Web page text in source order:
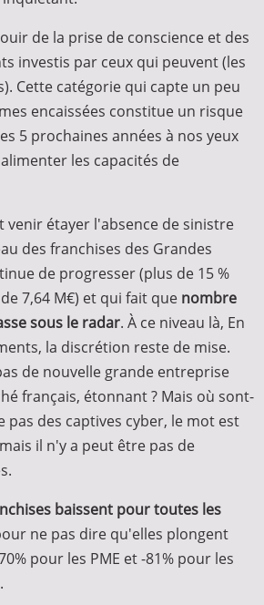
de la prise de conscience et des
investis par ceux qui peuvent (les
Cette catégorie qui capte un peu
encaissées constitue un risque
5 prochaines années à nos yeux
les capacités de
étayer l'absence de sinistre
des franchises des Grandes
de progresser (plus de 15 %
7,64 M€) et qui fait que nombre
sous le radar. À ce niveau là, En
la discrétion reste de mise.
de nouvelle grande entreprise
français, étonnant ? Mais où sont-
pas des captives cyber, le mot est
il n'y a peut être pas de
baissent pour toutes les
ne pas dire qu'elles plongent
pour les PME et -81% pour les